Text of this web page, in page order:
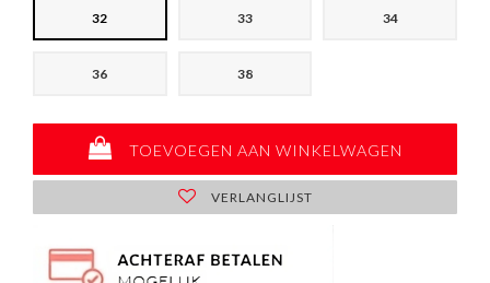
32 33 34
36 38
TOEVOEGEN AAN WINKELWAGEN
VERLANGLIJST